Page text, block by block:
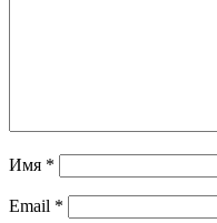
Имя *
Email *